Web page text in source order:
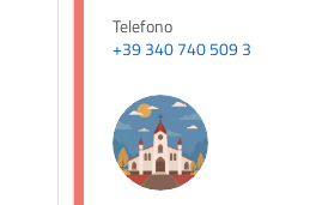
Telefono
+39 340 740 509 3